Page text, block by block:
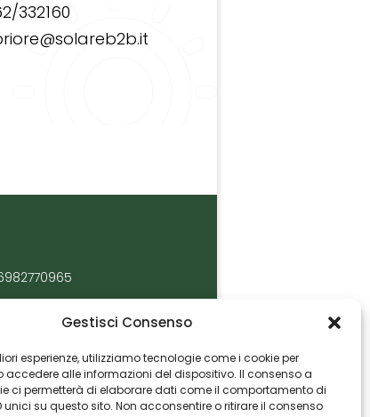
Gestisci Consenso
esperienze, utilizziamo tecnologie come i cookie per
accedere alle informazioni del dispositivo. Il consenso a
ci permetterà di elaborare dati come il comportamento di
unici su questo sito. Non acconsentire o ritirare il consenso
332160